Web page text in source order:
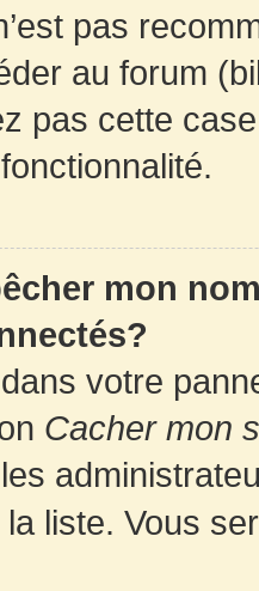
pas
au forum
pas cette
mon
votre
Cacher mon
liste. Vous